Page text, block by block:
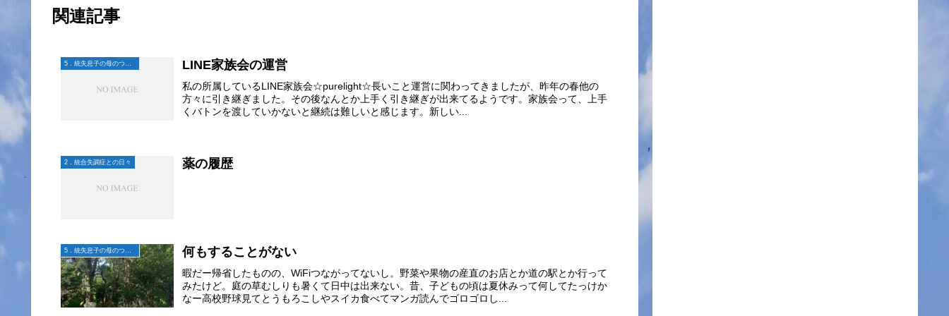
関連記事
LINE家族会の運営
私の所属しているLINE家族会☆purelight☆長いこと運営に関わってきましたが、昨年の春他の
方々に引き継ぎました。その後なんとか上手く引き継ぎが出来てるようです。家族会って、上手
くバトンを渡していかないと継続は難しいと感じます。新しい...
2．統合失調症との日々 薬の履歴
何もすることがない
暇だー帰省したものの、WiFiつながってないし。野菜や果物の産直のお店とか道の駅とか行って
みたけど。庭の草むしりも暑くて日中は出来ない。昔、子どもの頃は夏休みって何してたっけか
なー高校野球見てとうもろこしやスイカ食べてマンガ読んでゴロゴロし...